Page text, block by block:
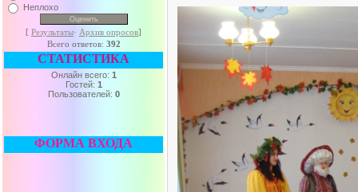
Неплохо
[ Результаты· Архив опросов]
Всего ответов: 392
СТАТИСТИКА
Онлайн всего: 1
Гостей: 1
Пользователей: 0
ФОРМА ВХОДА